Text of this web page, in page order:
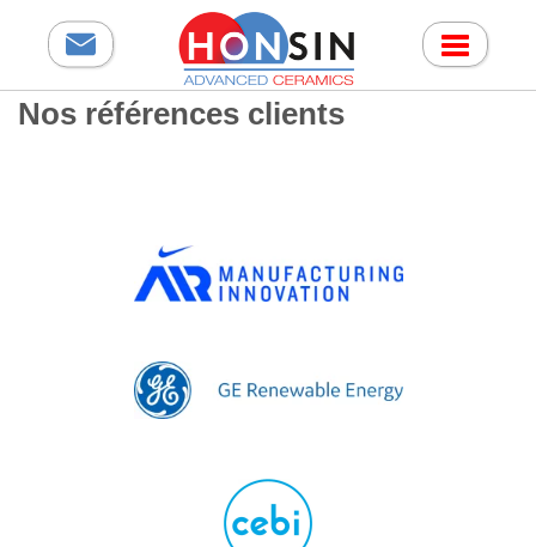
Nos références clients